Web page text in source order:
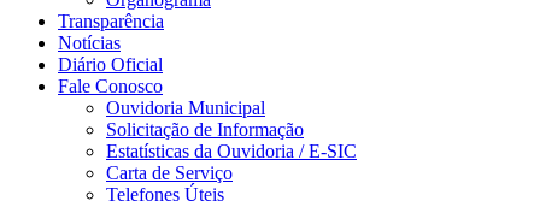
Transparência
Notícias
Diário Oficial
Fale Conosco
Ouvidoria Municipal
Solicitação de Informação
Estatísticas da Ouvidoria / E-SIC
Carta de Serviço
Telefones Úteis